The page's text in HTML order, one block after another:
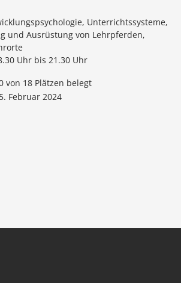
Unterrichtssysteme,
und Ausrüstung von Lehrpferden,
Uhr bis 21.30 Uhr
von 18 Plätzen belegt
Februar 2024